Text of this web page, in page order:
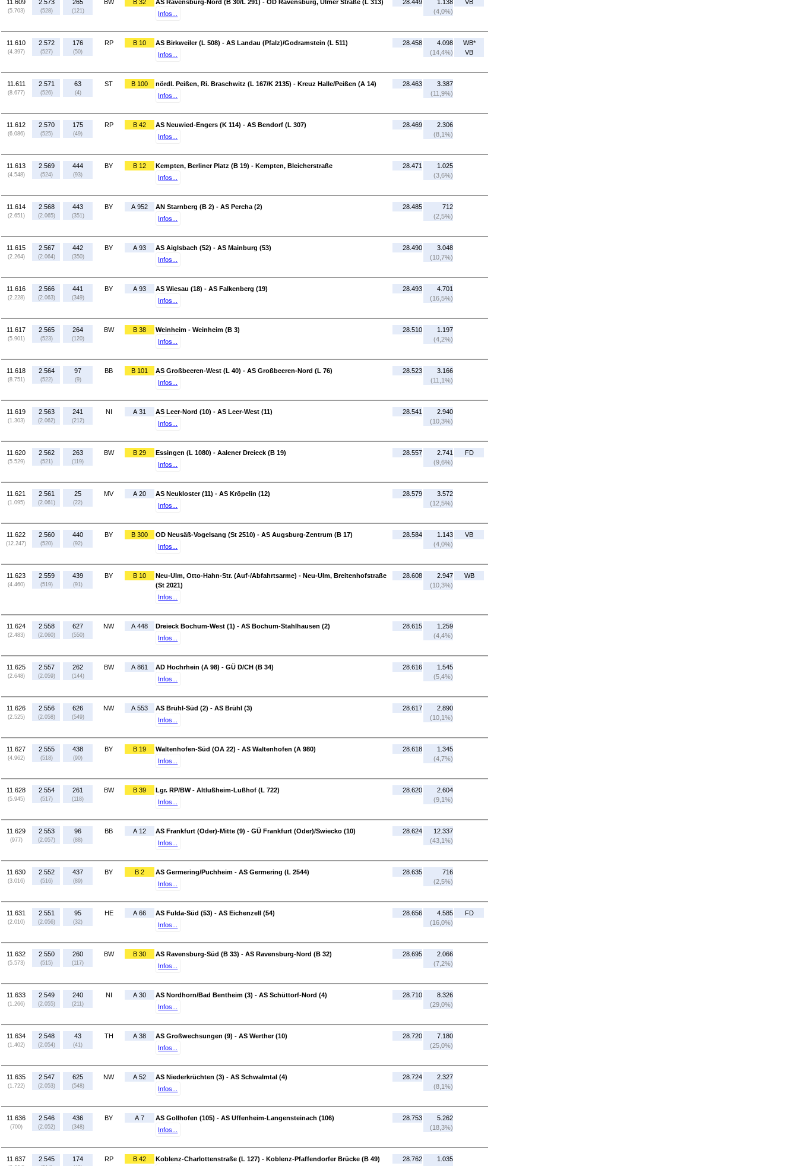
11.609
(5.703)
2.573
(528)
265
(121)
BW B 32
AS Ravensburg-Nord (B 30/L 291) - OD Ravensburg, Ulmer Straße (L 313)
Infos...
28.449
1.138
(4,0%)
VB
11.610
(4.397)
2.572
(527)
176
(50)
RP B 10
AS Birkweiler (L 508) - AS Landau (Pfalz)/Godramstein (L 511)
Infos...
28.458
4.098
(14,4%)
WB*
VB
11.611
(8.677)
2.571
(526)
63
(4)
ST B 100
nördl. Peißen, Ri. Braschwitz (L 167/K 2135) - Kreuz Halle/Peißen (A 14)
Infos...
28.463
3.387
(11,9%)
11.612
(6.086)
2.570
(525)
175
(49)
RP B 42
AS Neuwied-Engers (K 114) - AS Bendorf (L 307)
Infos...
28.469
2.306
(8,1%)
11.613
(4.548)
2.569
(524)
444
(93)
BY B 12
Kempten, Berliner Platz (B 19) - Kempten, Bleicherstraße
Infos...
28.471
1.025
(3,6%)
11.614
(2.651)
2.568
(2.065)
443
(351)
BY A 952
AN Starnberg (B 2) - AS Percha (2)
Infos...
28.485
712
(2,5%)
11.615
(2.264)
2.567
(2.064)
442
(350)
BY A 93
AS Aiglsbach (52) - AS Mainburg (53)
Infos...
28.490
3.048
(10,7%)
11.616
(2.228)
2.566
(2.063)
441
(349)
BY A 93
AS Wiesau (18) - AS Falkenberg (19)
Infos...
28.493
4.701
(16,5%)
11.617
(5.901)
2.565
(523)
264
(120)
BW B 38
Weinheim - Weinheim (B 3)
Infos...
28.510
1.197
(4,2%)
11.618
(8.751)
2.564
(522)
97
(9)
BB B 101
AS Großbeeren-West (L 40) - AS Großbeeren-Nord (L 76)
Infos...
28.523
3.166
(11,1%)
11.619
(1.303)
2.563
(2.062)
241
(212)
NI A 31
AS Leer-Nord (10) - AS Leer-West (11)
Infos...
28.541
2.940
(10,3%)
11.620
(5.529)
2.562
(521)
263
(119)
BW B 29
Essingen (L 1080) - Aalener Dreieck (B 19)
Infos...
28.557
2.741
(9,6%)
FD
11.621
(1.095)
2.561
(2.061)
25
(22)
MV A 20
AS Neukloster (11) - AS Kröpelin (12)
Infos...
28.579
3.572
(12,5%)
11.622
(12.247)
2.560
(520)
440
(92)
BY B 300
OD Neusäß-Vogelsang (St 2510) - AS Augsburg-Zentrum (B 17)
Infos...
28.584
1.143
(4,0%)
VB
11.623
(4.460)
2.559
(519)
439
(91)
BY B 10
Neu-Ulm, Otto-Hahn-Str. (Auf-/Abfahrtsarme) - Neu-Ulm, Breitenhofstraße
(St 2021)
Infos...
28.608
2.947
(10,3%)
WB
11.624
(2.483)
2.558
(2.060)
627
(550)
NW A 448
Dreieck Bochum-West (1) - AS Bochum-Stahlhausen (2)
Infos...
28.615
1.259
(4,4%)
11.625
(2.648)
2.557
(2.059)
262
(144)
BW A 861
AD Hochrhein (A 98) - GÜ D/CH (B 34)
Infos...
28.616
1.545
(5,4%)
11.626
(2.525)
2.556
(2.058)
626
(549)
NW A 553
AS Brühl-Süd (2) - AS Brühl (3)
Infos...
28.617
2.890
(10,1%)
11.627
(4.962)
2.555
(518)
438
(90)
BY B 19
Waltenhofen-Süd (OA 22) - AS Waltenhofen (A 980)
Infos...
28.618
1.345
(4,7%)
11.628
(5.945)
2.554
(517)
261
(118)
BW B 39
Lgr. RP/BW - Altlußheim-Lußhof (L 722)
Infos...
28.620
2.604
(9,1%)
11.629
(977)
2.553
(2.057)
96
(88)
BB A 12
AS Frankfurt (Oder)-Mitte (9) - GÜ Frankfurt (Oder)/Swiecko (10)
Infos...
28.624
12.337
(43,1%)
11.630
(3.016)
2.552
(516)
437
(89)
BY B 2
AS Germering/Puchheim - AS Germering (L 2544)
Infos...
28.635
716
(2,5%)
11.631
(2.010)
2.551
(2.056)
95
(32)
HE A 66
AS Fulda-Süd (53) - AS Eichenzell (54)
Infos...
28.656
4.585
(16,0%)
FD
11.632
(5.573)
2.550
(515)
260
(117)
BW B 30
AS Ravensburg-Süd (B 33) - AS Ravensburg-Nord (B 32)
Infos...
28.695
2.066
(7,2%)
11.633
(1.266)
2.549
(2.055)
240
(211)
NI A 30
AS Nordhorn/Bad Bentheim (3) - AS Schüttorf-Nord (4)
Infos...
28.710
8.326
(29,0%)
11.634
(1.402)
2.548
(2.054)
43
(41)
TH A 38
AS Großwechsungen (9) - AS Werther (10)
Infos...
28.720
7.180
(25,0%)
11.635
(1.722)
2.547
(2.053)
625
(548)
NW A 52
AS Niederkrüchten (3) - AS Schwalmtal (4)
Infos...
28.724
2.327
(8,1%)
11.636
(700)
2.546
(2.052)
436
(348)
BY A 7
AS Gollhofen (105) - AS Uffenheim-Langensteinach (106)
Infos...
28.753
5.262
(18,3%)
11.637 2.545 174 RP B 42 Koblenz-Charlottenstraße (L 127) - Koblenz-Pfaffendorfer Brücke (B 49) 28.762
1.035